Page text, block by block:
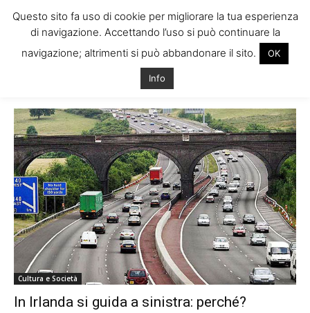
Tag: motivi senso di marcia sinistra
Cultura e Società
In Irlanda si guida a sinistra: perché?
Questo sito fa uso di cookie per migliorare la tua esperienza
di navigazione. Accettando l’uso si può continuare la
navigazione; altrimenti si può abbandonare il sito.
OK
Info